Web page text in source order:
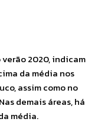
verão 2020, indicam
da média nos
assim como no
demais áreas, há
média.